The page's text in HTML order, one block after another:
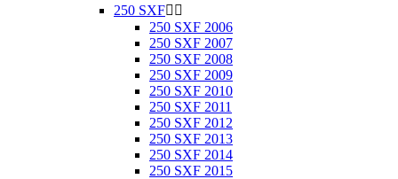
250 SXF 
250 SXF 2006
250 SXF 2007
250 SXF 2008
250 SXF 2009
250 SXF 2010
250 SXF 2011
250 SXF 2012
250 SXF 2013
250 SXF 2014
250 SXF 2015